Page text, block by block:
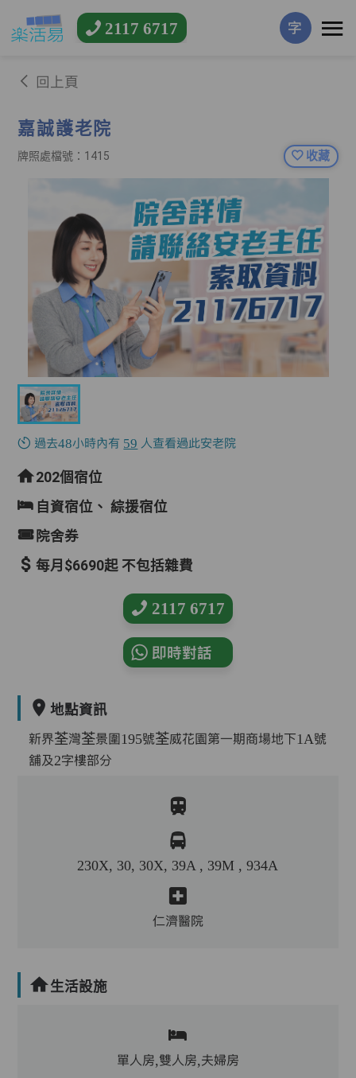
2117 6717 字
回上頁
嘉誠護老院
牌照處檔號：1415 收藏
過去48小時內有 59 人查看過此安老院
202個宿位
自資宿位、綜援宿位
院舍券
每月$6690起 不包括雜費
2117 6717
即時對話
地點資訊
新界荃灣荃景圍195號荃威花園第一期商場地下1A號
舖及2字樓部分
230X, 30, 30X, 39A , 39M , 934A
仁濟醫院
生活設施
單人房,雙人房,夫婦房